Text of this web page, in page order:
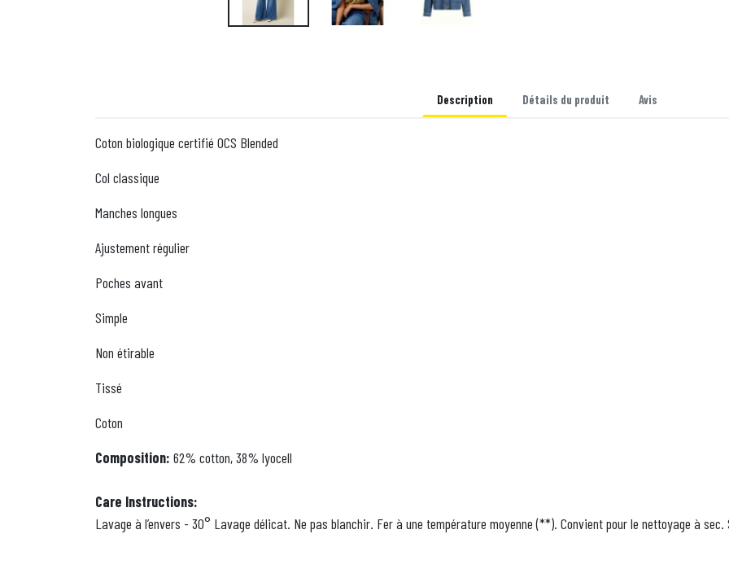
Description Détails du produit Avis
Coton biologique certifié OCS Blended
Col classique
Manches longues
Ajustement régulier
Poches avant
Simple
Non étirable
Tissé
Coton
Composition: 62% cotton, 38% lyocell
Care Instructions:
Lavage à l’envers - 30° Lavage délicat. Ne pas blanchir. Fer à une température moyenne (**). Convient pour le nettoyage à